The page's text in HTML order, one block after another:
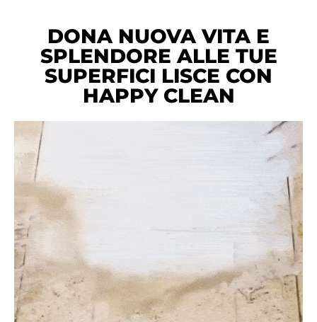
DONA NUOVA VITA E
SPLENDORE ALLE TUE
SUPERFICI LISCE CON
HAPPY CLEAN